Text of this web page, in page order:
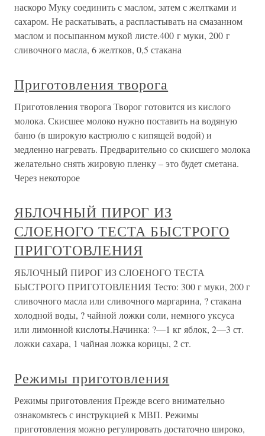
наскоро Муку соединить с маслом, затем с желтками и
сахаром. Не раскатывать, а распластывать на смазанном
маслом и посыпанном мукой листе.400 г муки, 200 г
сливочного масла, 6 желтков, 0,5 стакана
Приготовления творога
Приготовления творога Творог готовится из кислого
молока. Скисшее молоко нужно поставить на водяную
баню (в широкую кастрюлю с кипящей водой) и
медленно нагревать. Предварительно со скисшего молока
желательно снять жировую пленку – это будет сметана.
Через некоторое
ЯБЛОЧНЫЙ ПИРОГ ИЗ
СЛОЕНОГО ТЕСТА БЫСТРОГО
ПРИГОТОВЛЕНИЯ
ЯБЛОЧНЫЙ ПИРОГ ИЗ СЛОЕНОГО ТЕСТА
БЫСТРОГО ПРИГОТОВЛЕНИЯ Тесто: 300 г муки, 200 г
сливочного масла или сливочного маргарина, ? стакана
холодной воды, ? чайной ложки соли, немного уксуса
или лимонной кислоты.Начинка: ?—1 кг яблок, 2—3 ст.
ложки сахара, 1 чайная ложка корицы, 2 ст.
Режимы приготовления
Режимы приготовления Прежде всего внимательно
ознакомьтесь с инструкцией к МВП. Режимы
приготовления можно регулировать достаточно широко,